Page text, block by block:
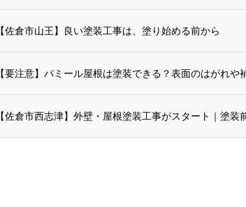
【佐倉市山王】良い塗装工事は、塗り始める前から
【要注意】パミール屋根は塗装できる？表面のはがれや
【佐倉市西志津】外壁・屋根塗装工事がスタート｜塗装